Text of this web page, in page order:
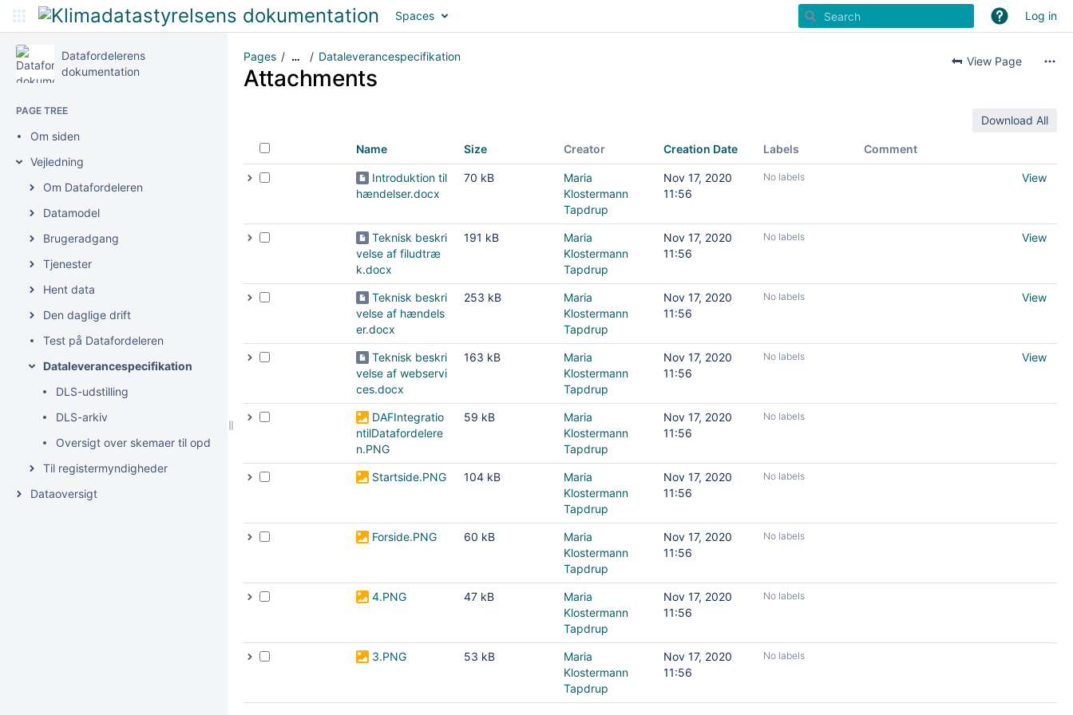
Spaces Log in
Datafordelerens
dokumentation
PAGE TREE
Om siden
Vejledning
Om Datafordeleren
Datamodel
Brugeradgang
Tjenester
Hent data
Den daglige drift
Test på Datafordeleren
Dataleverancespecifikation
DLS-udstilling
DLS-arkiv
Oversigt over skemaer til opdateringer og tjenester
Til registermyndigheder
Dataoversigt
View Page
Pages … Dataleverancespecifikation
Attachments
Download All
Name Size Creator Creation Date Labels Comment
Introduktion til
hændelser.docx
70 kB
Maria
Klostermann
Tapdrup
Nov 17, 2020
11:56
No labels View
Teknisk beskri
velse af filudtræ
k.docx
191 kB
Maria
Klostermann
Tapdrup
Nov 17, 2020
11:56
No labels View
Teknisk beskri
velse af hændels
er.docx
253 kB
Maria
Klostermann
Tapdrup
Nov 17, 2020
11:56
No labels View
Teknisk beskri
velse af webservi
ces.docx
163 kB
Maria
Klostermann
Tapdrup
Nov 17, 2020
11:56
No labels View
DAFIntegratio
ntilDatafordelere
n.PNG
59 kB
Maria
Klostermann
Tapdrup
Nov 17, 2020
11:56
No labels
Startside.PNG 104 kB
Maria
Klostermann
Tapdrup
Nov 17, 2020
11:56
No labels
Forside.PNG 60 kB
Maria
Klostermann
Tapdrup
Nov 17, 2020
11:56
No labels
4.PNG 47 kB
Maria
Klostermann
Tapdrup
Nov 17, 2020
11:56
No labels
3.PNG 53 kB
Maria
Klostermann
Tapdrup
Nov 17, 2020
11:56
No labels